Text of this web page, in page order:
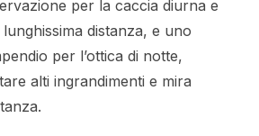
per la caccia diurna e
distanza, e uno
per l’ottica di notte,
alti ingrandimenti e mira